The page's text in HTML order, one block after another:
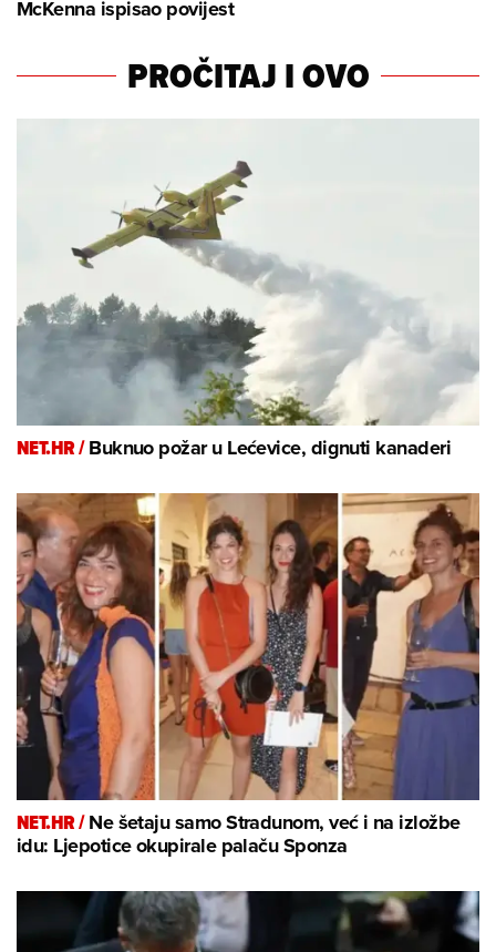
McKenna ispisao povijest
PROČITAJ I OVO
NET.HR /Buknuo požar u Lećevice, dignuti kanaderi
NET.HR /Ne šetaju samo Stradunom, već i na izložbe
idu: Ljepotice okupirale palaču Sponza